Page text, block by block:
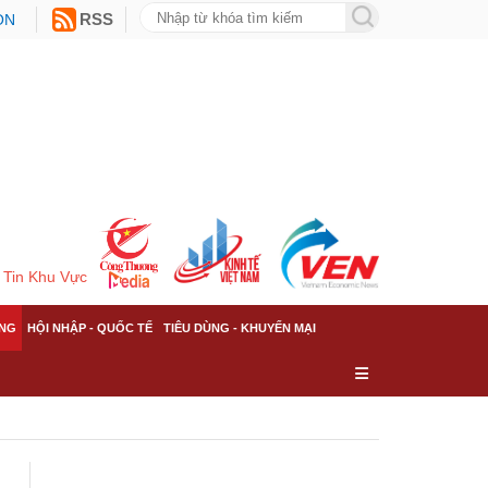
RSS
Tin Khu Vực
HỘI NHẬP - QUỐC TẾ TIÊU DÙNG - KHUYẾN MẠI